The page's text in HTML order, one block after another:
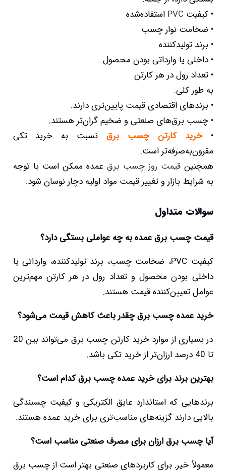
• کیفیت PVC استفاده‌شده
• ضخامت نوار چسب
• برند تولیدکننده
• داخلی یا وارداتی بودن محصول
• تعداد رول در هر کارتن
به طور کلی:
• برندهای اقتصادی قیمت پایین‌تری دارند.
• چسب برق‌های صنعتی و ضخیم گران‌تر هستند.
• خرید کارتن چسب برق نسبت به خرید تکی
مقرون‌به‌صرفه‌تر است.
همچنینقیمت روز چسب برق عمده ممکن است با توجه
به شرایط بازار و تغییر قیمت مواد اولیه دچار نوسان شود.
سوالات متداول
قیمت چسب برق عمده به چه عواملی بستگی دارد؟
کیفیت PVC، ضخامت چسب، برند تولیدکننده، وارداتی یا
داخلی بودن محصول و تعداد رول در هر کارتن مهم‌ترین
عوامل تعیین‌کننده قیمت هستند.
خرید عمده چسب برق چقدر باعث کاهش قیمت می‌شود؟
در بسیاری از موارد خرید کارتن چسب برق می‌تواند بین 20
تا 40 درصد ارزان‌تر از خرید تکی باشد.
بهترین برند برای خرید عمده چسب برق کدام است؟
برندهایی که استاندارد عایق الکتریکی و کیفیت چسبندگی
بالایی دارند گزینه‌های مناسب‌تری برای خرید عمده هستند.
آیا چسب برق ارزان برای مصرف صنعتی مناسب است؟
معمولاً خیر. برای کاربردهای صنعتی بهتر است از چسب برق